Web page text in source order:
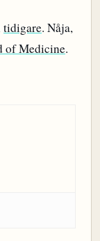
tidigare. Nåja,
of Medicine.